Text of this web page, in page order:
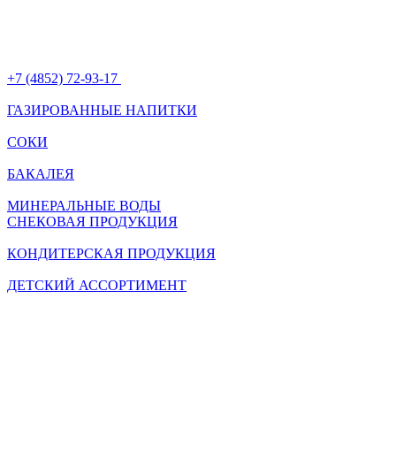
+7 (4852) 72-93-17
ГАЗИРОВАННЫЕ НАПИТКИ
СОКИ
БАКАЛЕЯ
МИНЕРАЛЬНЫЕ ВОДЫ
СНЕКОВАЯ ПРОДУКЦИЯ
КОНДИТЕРСКАЯ ПРОДУКЦИЯ
ДЕТСКИЙ АССОРТИМЕНТ